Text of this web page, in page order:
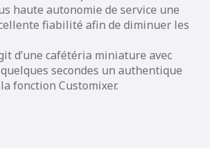
haute autonomie de service une
fiabilité afin de diminuer les
d’une cafétéria miniature avec
secondes un authentique
fonction Customixer.